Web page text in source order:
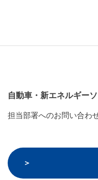
自動車・新エネルギー
担当部署へのお問い合わ